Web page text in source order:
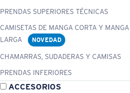
PRENDAS SUPERIORES TÉCNICAS
CAMISETAS DE MANGA CORTA Y MANGA
LARGA
NOVEDAD
CHAMARRAS, SUDADERAS Y CAMISAS
PRENDAS INFERIORES
ACCESORIOS